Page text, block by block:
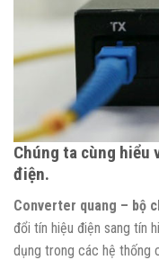
Chúng ta cùng hiểu
điện.
Converter quang – bộ
đổi tín hiệu điện sang tín
dụng trong các hệ thống